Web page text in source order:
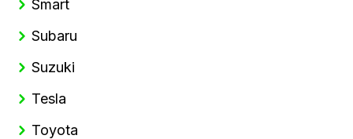
Smart
Subaru
Suzuki
Tesla
Toyota